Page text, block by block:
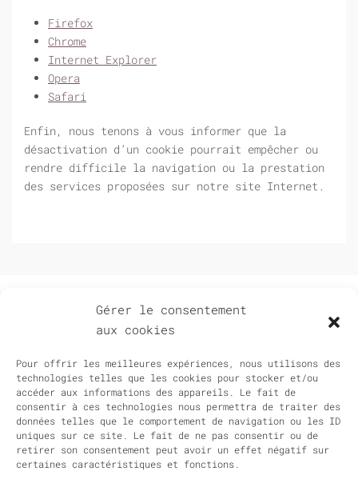
Gérer le consentement
aux cookies
Pour offrir les meilleures expériences, nous utilisons des
technologies telles que les cookies pour stocker et/ou
accéder aux informations des appareils. Le fait de
consentir à ces technologies nous permettra de traiter des
données telles que le comportement de navigation ou les ID
uniques sur ce site. Le fait de ne pas consentir ou de
retirer son consentement peut avoir un effet négatif sur
certaines caractéristiques et fonctions.
Firefox
Chrome
Internet Explorer
Opera
Safari
Enfin, nous tenons à vous informer que la
désactivation d’un cookie pourrait empêcher ou
rendre difficile la navigation ou la prestation
des services proposées sur notre site Internet.
Association les amis de Gaëtan Picon
Association d’intérêt général depuis septembre 2022
Adresse
81, bd de Port-Royal
F - 75013 Paris
Nous contacter
contact@gaetan-picon.fr